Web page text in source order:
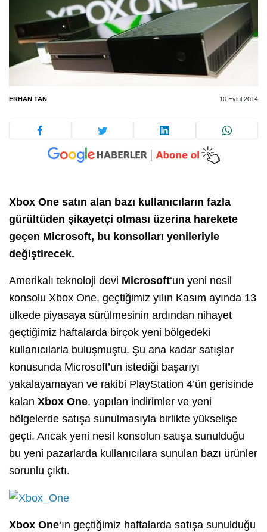
ERHAN TAN 10 Eylül 2014
Xbox One satın alan bazı kullanıcıların fazla
gürültüden şikayetçi olması üzerina harekete
geçen Microsoft, bu konsolları yenileriyle
değiştirecek.
Amerikalı teknoloji devi Microsoft‘un yeni nesil
konsolu Xbox One, geçtiğimiz yılın Kasım ayında 13
ülkede piyasaya sürülmesinin ardından nihayet
geçtiğimiz haftalarda birçok yeni bölgedeki
kullanıcılarla buluşmuştu. Şu ana kadar satışlar
konusunda Microsoft’un istediği başarıyı
yakalayamayan ve rakibi PlayStation 4’ün gerisinde
kalan Xbox One, yapılan indirimler ve yeni
bölgelerde satışa sunulmasıyla birlikte yükselişe
geçti. Ancak yeni nesil konsolun satışa sunulduğu
bu yeni pazarlarda kullanıcılara sunulan bazı ürünler
sorunlu çıktı.
Xbox One‘ın geçtiğimiz haftalarda satışa sunulduğu